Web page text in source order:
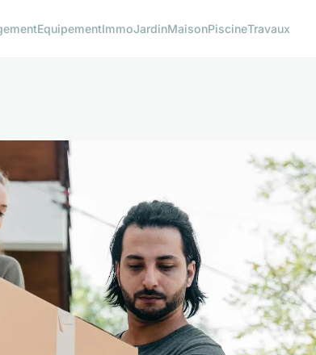
EquipementImmoJardinMaisonPiscineTravaux